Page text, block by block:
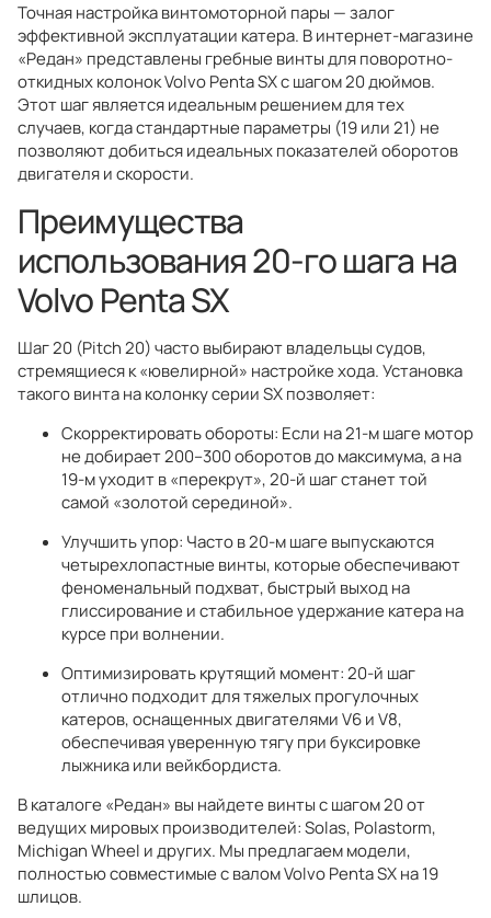
Точная настройка винтомоторной пары — залог
эффективной эксплуатации катера. В интернет-магазине
«Редан» представлены гребные винты для поворотно-
откидных колонок Volvo Penta SX с шагом 20 дюймов.
Этот шаг является идеальным решением для тех
случаев, когда стандартные параметры (19 или 21) не
позволяют добиться идеальных показателей оборотов
двигателя и скорости.
Преимущества
использования 20-го шага на
Volvo Penta SX
Шаг 20 (Pitch 20) часто выбирают владельцы судов,
стремящиеся к «ювелирной» настройке хода. Установка
такого винта на колонку серии SX позволяет:
Скорректировать обороты: Если на 21-м шаге мотор
не добирает 200–300 оборотов до максимума, а на
19-м уходит в «перекрут», 20-й шаг станет той
самой «золотой серединой».
Улучшить упор: Часто в 20-м шаге выпускаются
четырехлопастные винты, которые обеспечивают
феноменальный подхват, быстрый выход на
глиссирование и стабильное удержание катера на
курсе при волнении.
Оптимизировать крутящий момент: 20-й шаг
отлично подходит для тяжелых прогулочных
катеров, оснащенных двигателями V6 и V8,
обеспечивая уверенную тягу при буксировке
лыжника или вейкбордиста.
В каталоге «Редан» вы найдете винты с шагом 20 от
ведущих мировых производителей: Solas, Polastorm,
Michigan Wheel и других. Мы предлагаем модели,
полностью совместимые с валом Volvo Penta SX на 19
шлицов.